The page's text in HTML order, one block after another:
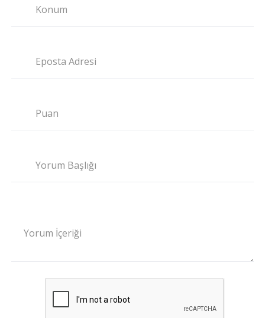
Konum
Eposta Adresi
Puan
Yorum Başlığı
Yorum İçeriği